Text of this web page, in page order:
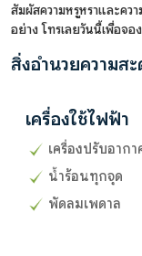
สัมผัสความหรูหราและคว
อย่าง โทรเลยวันนี้เพื่อจอ
สิ่งอำนวยความสะ
เครื่องใช้ไฟฟ้า
เครื่องปรับอากา
น้ำร้อนทุกจุด
พัดลมเพดาล